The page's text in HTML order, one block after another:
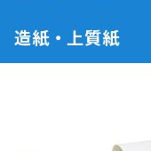
造紙・上質紙